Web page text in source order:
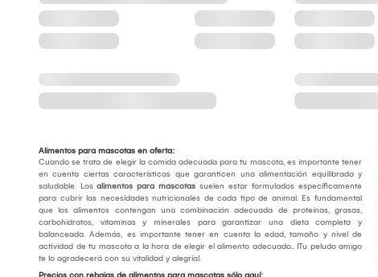
Alimentos para mascotas en oferta:
Cuando se trata de elegir la comida adecuada para tu mascota, es importante tener
en cuenta ciertas características que garanticen una alimentación equilibrada y
saludable. Los alimentos para mascotas suelen estar formulados específicamente
para cubrir las necesidades nutricionales de cada tipo de animal. Es fundamental
que los alimentos contengan una combinación adecuada de proteínas, grasas,
carbohidratos, vitaminas y minerales para garantizar una dieta completa y
balanceada. Además, es importante tener en cuenta la edad, tamaño y nivel de
actividad de tu mascota a la hora de elegir el alimento adecuado.. ¡Tu peludo amigo
te lo agradecerá con su vitalidad y alegría!.